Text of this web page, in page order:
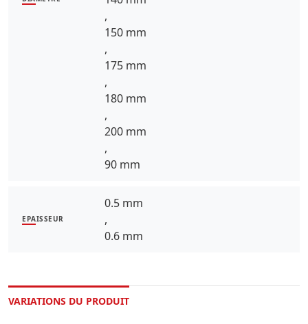
,
150 mm
,
175 mm
,
180 mm
,
200 mm
,
90 mm
EPAISSEUR
0.5 mm
,
0.6 mm
VARIATIONS DU PRODUIT